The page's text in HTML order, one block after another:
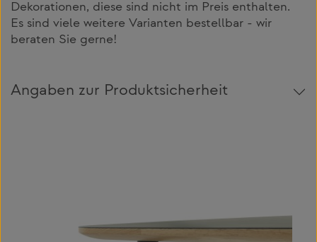
Dekorationen, diese sind nicht im Preis enthalten.
Es sind viele weitere Varianten bestellbar - wir
beraten Sie gerne!
Angaben zur Produktsicherheit